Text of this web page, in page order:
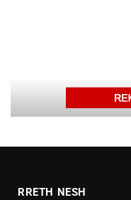
RRETH NESH